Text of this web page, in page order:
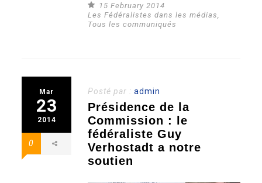
15 February 2014
Les Fédéralistes dans les médias
Tous les communiqués
Mar
23
2014
0
Posté par :admin
Présidence de la
Commission : le
fédéraliste Guy
Verhostadt a notre
soutien